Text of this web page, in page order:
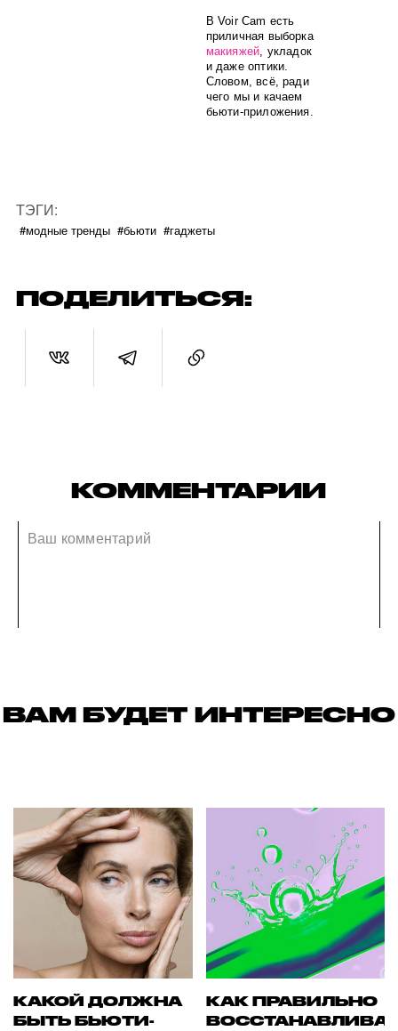
В Voir Cam есть
приличная выборка
макияжей, укладок
и даже оптики.
Словом, всё, ради
чего мы и качаем
бьюти-приложения.
ТЭГИ:
#модные тренды #бьюти #гаджеты
ПОДЕЛИТЬСЯ:
КОММЕНТАРИИ
ВАМ БУДЕТ ИНТЕРЕСНО
КАКОЙ ДОЛЖНА
БЫТЬ БЬЮТИ-
КАК ПРАВИЛЬНО